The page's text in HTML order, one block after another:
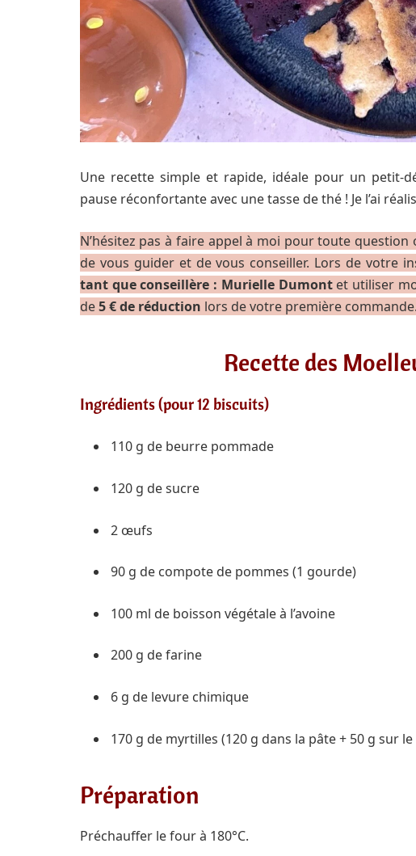
Une recette simple et rapide, idéale pour un
pause réconfortante avec une tasse de thé ! Je l’ai
N’hésitez pas à faire appel à moi pour toute question
de vous guider et de vous conseiller. Lors de votre
tant que conseillère : Murielle Dumont et utiliser
de5 € de réduction lors de votre première commande.
Recette des
Ingrédients (pour 12 biscuits)
110 g de beurre pommade
120 g de sucre
2 œufs
90 g de compote de pommes (1 gourde)
100 ml de boisson végétale à l’avoine
200 g de farine
6 g de levure chimique
170 g de myrtilles (120 g dans la pâte + 50 g sur
Préparation
Préchauffer le four à 180°C.